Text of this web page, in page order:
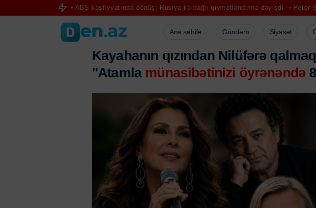
ABŞ kəşfiyyatında dönüş: Rusiya ilə bağlı qiymətləndirmə dəyişdi Peter Siyarto
Ana səhifə Gündəm Siyasət
Kayahanın qızından Nilüfərə
"Atamla münasibətinizi öyrənəndə